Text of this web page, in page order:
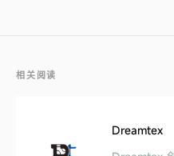
相关阅读
Dreamtex